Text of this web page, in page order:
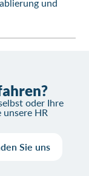
und
oder Ihre
HR
Sie uns